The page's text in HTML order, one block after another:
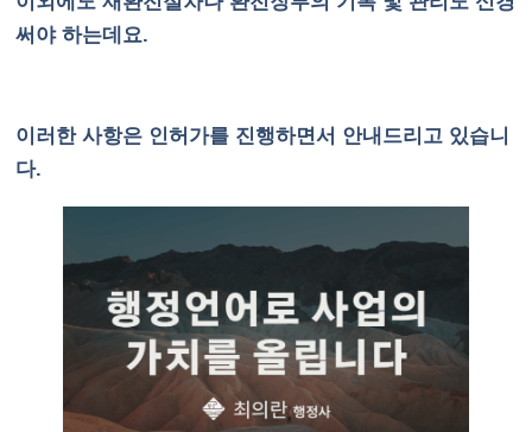
써야 하는데요.
이러한 사항은 인허가를 진행하면서 안내드리고 있습니
다.